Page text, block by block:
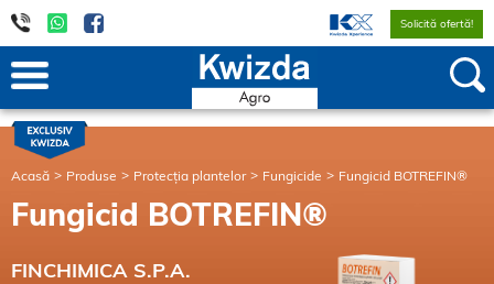
Solicită ofertă!
Acasă Produse Protecția plantelor Fungicide Fungicid BOTREFIN®
Fungicid BOTREFIN®
FINCHIMICA S.P.A.